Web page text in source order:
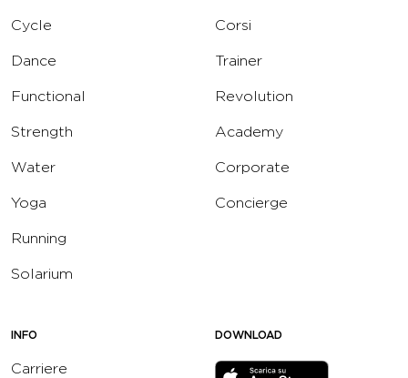
Cycle
Dance
Functional
Strength
Water
Yoga
Running
Solarium
Corsi
Trainer
Revolution
Academy
Corporate
Concierge
INFO
Carriere
DOWNLOAD